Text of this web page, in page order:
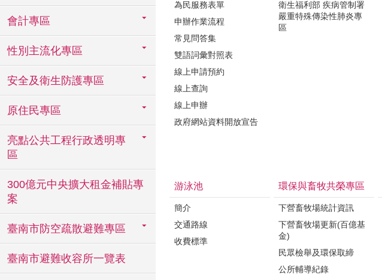
會計專區
性別主流化專區
安全及衛生防護專區
原住民專區
亮點公共工程行政透明專
區
300億元中央擴大租金補貼專
案
臺南市防空疏散避難專區
臺南市避難收容所一覽表
為民服務表單
申辦作業流程
常見問答集
雙語詞彙對照表
線上申請預約
線上查詢
線上申辦
政府網站資料開放宣告
衛生福利部 疾病管制署
嚴重特殊傳染性肺炎專
區
游泳池
簡介
交通路線
收費標準
環保與畜牧共榮專區
下營畜牧場統計資訊
下營畜牧場更新(百億基
金)
民眾檢舉及環保取締
公所輔導紀錄